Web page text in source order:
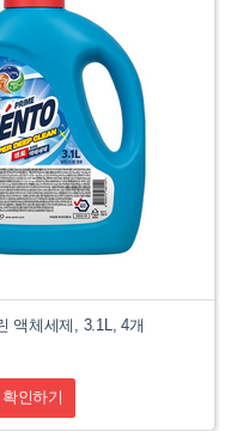
액체세제, 3.1L, 4개
인하기